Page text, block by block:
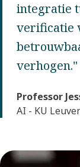
integratie
verificatie
verhogen."
Professor
AI - KU